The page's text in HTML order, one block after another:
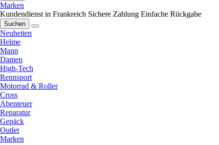
Marken
Kundendienst in Frankreich Sichere Zahlung Einfache Rückgabe
Suchen
Neuheiten
Helme
Mann
Damen
High-Tech
Rennsport
Motorrad & Roller
Cross
Abenteuer
Reparatur
Gepäck
Outlet
Marken